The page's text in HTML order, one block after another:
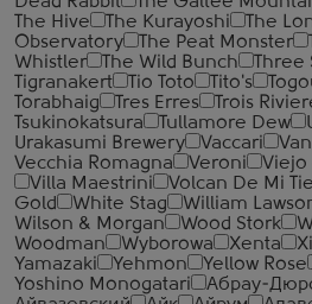
The Hive
The Kurayoshi The
Observatory
The Peat Monster
Whistler
The Wild Bunch
Tigranakert
Tio Toto Tito's
Torabhaig
Tres Erres Trois
Tsukinokatsura
Tullamore Dew
Urakasumi Brewery
Vaccari
Vecchia Romagna
Veroni Viejo
Villa Maestrini
Volcan De Mi
Gold
White Stag William
Wilson & Morgan
Wood Stork
Woodman
Wyborowa Xenta
Yamazaki
Yehmon Yellow Rose
Yoshino Monogatari
Абрау-